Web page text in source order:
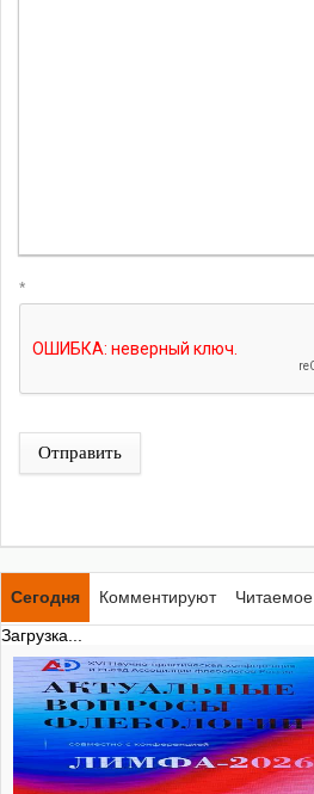
*
Отправить
Сегодня Комментируют
Читаемое
Загрузка...